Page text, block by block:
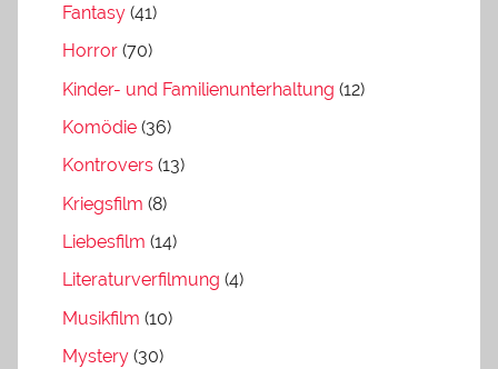
Fantasy (41)
Horror (70)
Kinder- und Familienunterhaltung (12)
Komödie (36)
Kontrovers (13)
Kriegsfilm (8)
Liebesfilm (14)
Literaturverfilmung (4)
Musikfilm (10)
Mystery (30)